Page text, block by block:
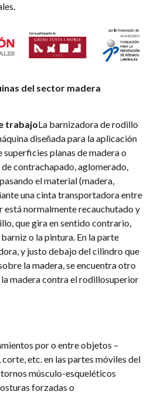
del sector madera
trabajoLa barnizadora de rodillo
diseñada para la aplicación
planas de madera o
contrachapado, aglomerado,
el material (madera,
una cinta transportadora entre
normalmente recauchutado y
que gira en sentido contrario,
o la pintura. En la parte
y justo debajo del cilindro que
la madera, se encuentra otro
madera contra el rodillosuperior
por o entre objetos –
etc. en las partes móviles del
músculo-esqueléticos
forzadas o